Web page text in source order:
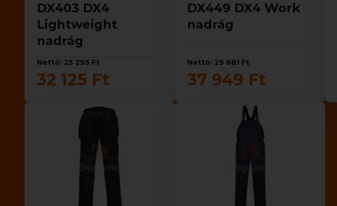
DX403 DX4
Lightweight
nadrág
Nettó: 25 295 Ft
32 125 Ft
DX449 DX4 Work
nadrág
Nettó: 29 881 Ft
37 949 Ft